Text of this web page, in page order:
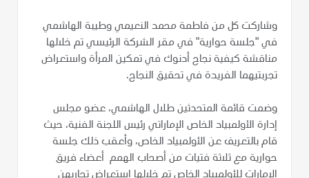
وشاركت كل من فاطمة محمد النعيمي وطيبة الهاشمي
في "جلسة حوارية" في مقر الشركة الرئيسي تم خلالها
مناقشة كيفية نجاح أدنوك في تمكين المرأة واستعراض
تجربتيهما الفريدة في تحقيق النجاح.
وضمت قائمة المتحدثين طلال الهاشمي، عضو مجلس
إدارة الأولمبياد الخاص الإماراتي رئيس اللجنة الفنية، حيث
قام بالتعريف عن الأولمبياد الخاص، وأعقب ذلك جلسة
حوارية مع ثلاثة فتيات من أصحاب الهمم أعضاء فريق
الإمارات للأولمبياد الخاص تم خلالها استعراض تجاربهن